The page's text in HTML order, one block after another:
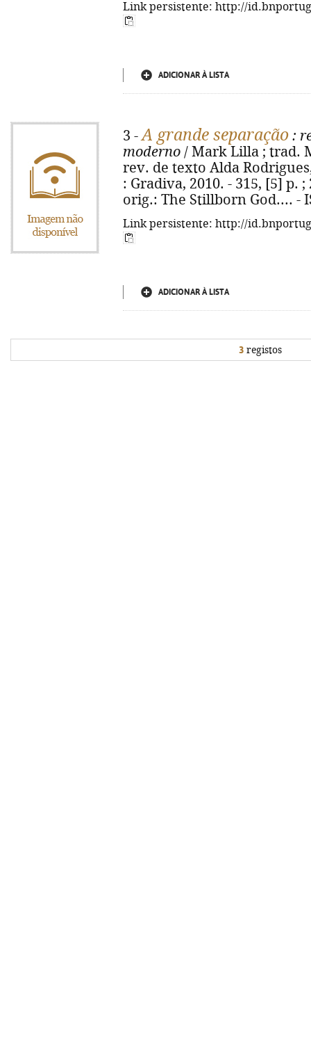
Link persistente: http://
ADICIONAR À LISTA
3 -A grande separação :
moderno / Mark Lilla ; trad.
rev. de texto Alda
: Gradiva, 2010. - 315, [5] p.
orig.: The Stillborn God.... -
Link persistente: http://
ADICIONAR À LISTA
3 registos